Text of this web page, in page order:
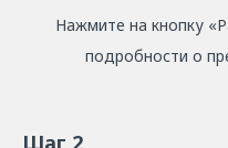
Нажмите на кнопку
подробности о
Шаг 2